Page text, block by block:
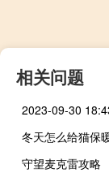
相关问题
冬天怎么给猫保
守望麦克雷攻略